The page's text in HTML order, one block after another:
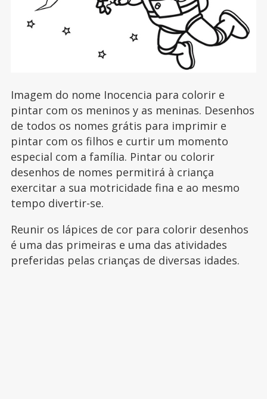
Imagem do nome Inocencia para colorir e
pintar com os meninos y as meninas. Desenhos
de todos os nomes grátis para imprimir e
pintar com os filhos e curtir um momento
especial com a família. Pintar ou colorir
desenhos de nomes permitirá à criança
exercitar a sua motricidade fina e ao mesmo
tempo divertir-se.
Reunir os lápices de cor para colorir desenhos
é uma das primeiras e uma das atividades
preferidas pelas crianças de diversas idades.